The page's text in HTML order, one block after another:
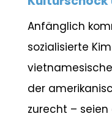
Anfänglich
sozialisierte
der
zurecht – seien